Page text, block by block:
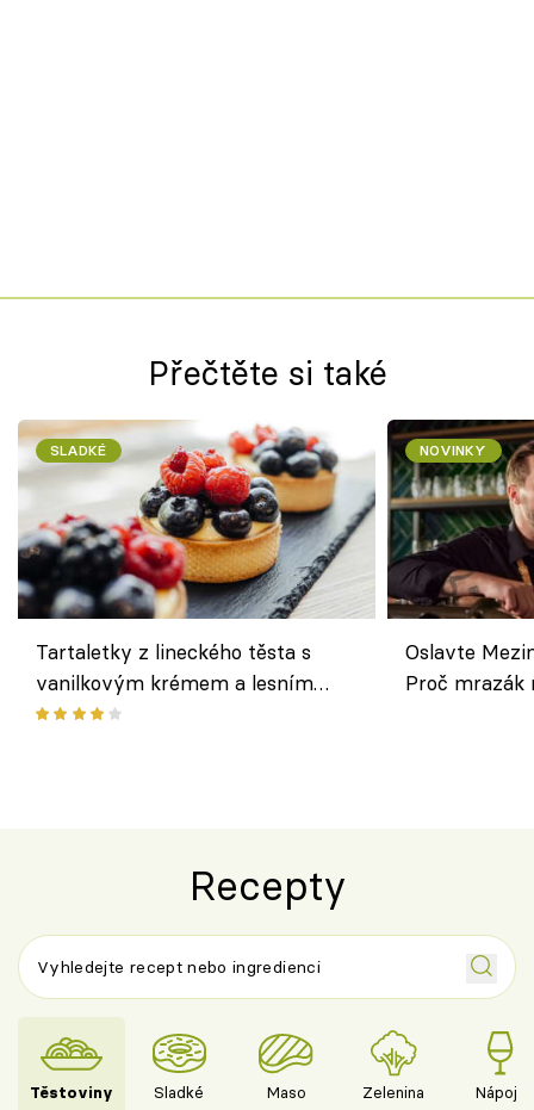
Přečtěte si také
SLADKÉ
Tartaletky z lineckého těsta s
vanilkovým krémem a lesním
ovocem podle Bread Society
NOVINKY
Oslavte
Proč
Recepty
Těstoviny Sladké Maso Zelenina Nápoje